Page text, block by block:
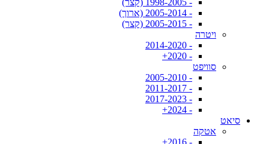
- 1998-2005 (קצר)
- 2005-2014 (ארוך)
- 2005-2015 (קצר)
ויטרה
- 2014-2020
- 2020+
סוויפט
- 2005-2010
- 2011-2017
- 2017-2023
- 2024+
סיאט
אטקה
- 2016+